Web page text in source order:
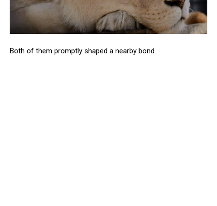
Both of them promptly shaped a nearby bond.